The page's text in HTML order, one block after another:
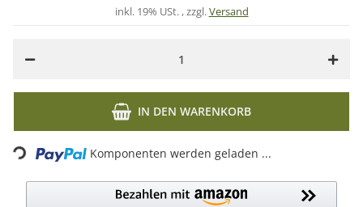
inkl. 19% USt. , zzgl.Versand
IN DEN WARENKORB
Loading... Komponenten werden geladen ...